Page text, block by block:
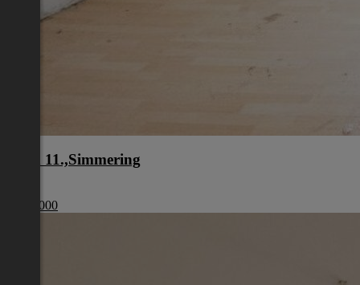
Wien 11.,Simmering
€ 179 000